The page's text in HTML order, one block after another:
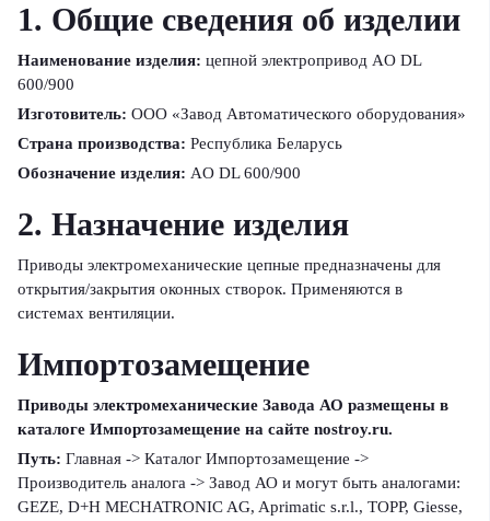
1. Общие сведения об изделии
Наименование изделия: цепной электропривод AO DL
600/900
Изготовитель: ООО «Завод Автоматического оборудования»
Страна производства: Республика Беларусь
Обозначение изделия: AO DL 600/900
2. Назначение изделия
Приводы электромеханические цепные предназначены для
открытия/закрытия оконных створок. Применяются в
системах вентиляции.
Импортозамещение
Приводы электромеханические Завода АО размещены в
каталоге Импортозамещение на сайте nostroy.ru.
Путь: Главная -> Каталог Импортозамещение ->
Производитель аналога -> Завод АО и могут быть аналогами:
GEZE, D+H MECHATRONIC AG, Aprimatic s.r.l., TOPP, Giesse,